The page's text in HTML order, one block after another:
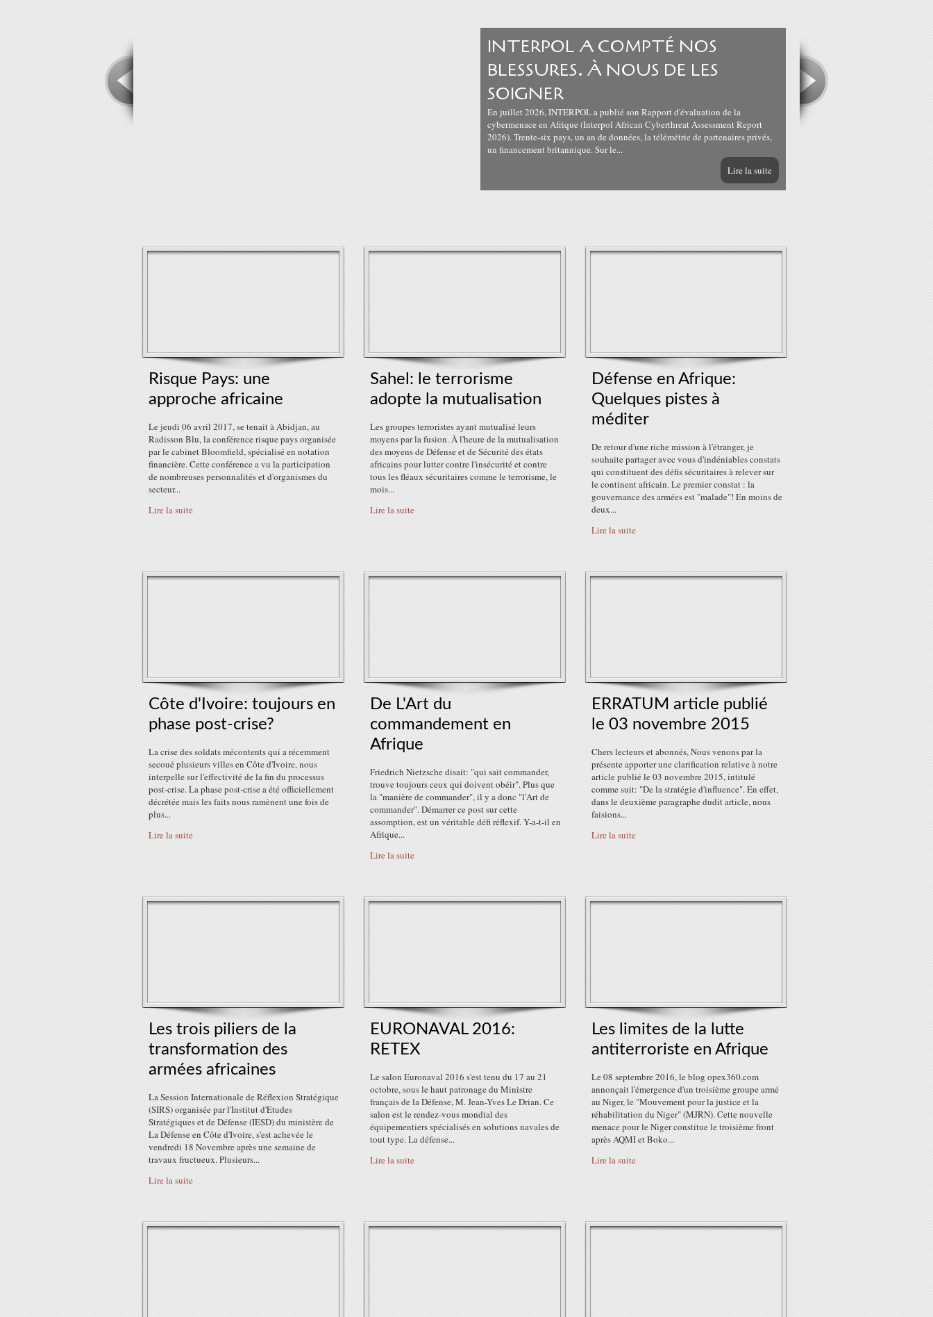
INTERPOL A COMPTÉ NOS
BLESSURES. À NOUS DE LES
SOIGNER
En juillet 2026, INTERPOL a publié son Rapport d'évaluation de la
cybermenace en Afrique (Interpol African Cyberthreat Assessment Report
2026). Trente-six pays, un an de données, la télémétrie de partenaires privés,
un financement britannique. Sur le...
Lire la suite
Risque Pays: une
approche africaine
Le jeudi 06 avril 2017, se tenait à Abidjan, au
Radisson Blu, la conférence risque pays organisée
par le cabinet Bloomfield, spécialisé en notation
financière. Cette conférence a vu la participation
de nombreuses personnalités et d'organismes du
secteur...
Lire la suite
Sahel: le terrorisme
adopte la mutualisation
Les groupes terroristes ayant mutualisé leurs
moyens par la fusion. À l'heure de la mutualisation
des moyens de Défense et de Sécurité des états
africains pour lutter contre l'insécurité et contre
tous les fléaux sécuritaires comme le terrorisme, le
mois...
Lire la suite
Défense en Afrique:
Quelques pistes à
méditer
De retour d'une riche mission à l'étranger, je
souhaite partager avec vous d'indéniables constats
qui constituent des défis sécuritaires à relever sur
le continent africain. Le premier constat : la
gouvernance des armées est "malade"! En moins de
deux...
Lire la suite
Côte d'Ivoire: toujours en
phase post-crise?
La crise des soldats mécontents qui a récemment
secoué plusieurs villes en Côte d'Ivoire, nous
interpelle sur l'effectivité de la fin du processus
post-crise. La phase post-crise a été officiellement
décrétée mais les faits nous ramènent une fois de
plus...
Lire la suite
De L'Art du
commandement en
Afrique
Friedrich Nietzsche disait: "qui sait commander,
trouve toujours ceux qui doivent obéir". Plus que
la "manière de commander", il y a donc "l'Art de
commander". Démarrer ce post sur cette
assomption, est un véritable défi réflexif. Y-a-t-il en
Afrique...
Lire la suite
ERRATUM article publié
le 03 novembre 2015
Chers lecteurs et abonnés, Nous venons par la
présente apporter une clarification relative à notre
article publié le 03 novembre 2015, intitulé
comme suit: "De la stratégie d'influence". En effet,
dans le deuxième paragraphe dudit article, nous
faisions...
Lire la suite
Les trois piliers de la
transformation des
armées africaines
La Session Internationale de Réflexion Stratégique
(SIRS) organisée par l'Institut d'Etudes
Stratégiques et de Défense (IESD) du ministère de
La Défense en Côte d'Ivoire, s'est achevée le
vendredi 18 Novembre après une semaine de
travaux fructueux. Plusieurs...
Lire la suite
EURONAVAL 2016:
RETEX
Le salon Euronaval 2016 s'est tenu du 17 au 21
octobre, sous le haut patronage du Ministre
français de la Défense, M. Jean-Yves Le Drian. Ce
salon est le rendez-vous mondial des
équipementiers spécialisés en solutions navales de
tout type. La défense...
Lire la suite
Les limites de la lutte
antiterroriste en Afrique
Le 08 septembre 2016, le blog opex360.com
annonçait l'émergence d'un troisième groupe armé
au Niger, le "Mouvement pour la justice et la
réhabilitation du Niger" (MJRN). Cette nouvelle
menace pour le Niger constitue le troisième front
après AQMI et Boko...
Lire la suite